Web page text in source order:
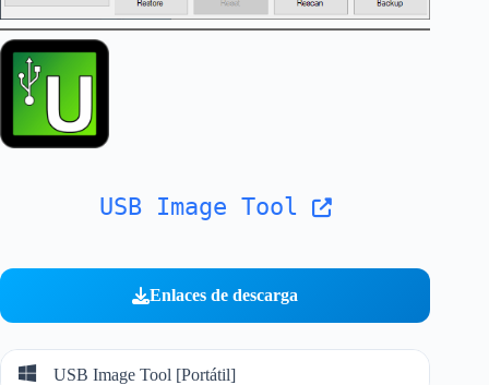
USB Image Tool
Enlaces de descarga
USB Image Tool [Portátil]